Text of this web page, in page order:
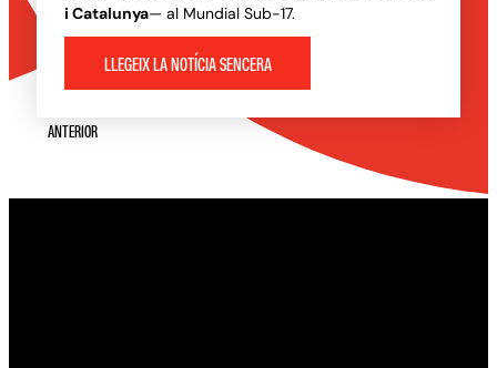
i Catalunya— al Mundial Sub-17.
LLEGEIX LA NOTÍCIA SENCERA
ANTERIOR